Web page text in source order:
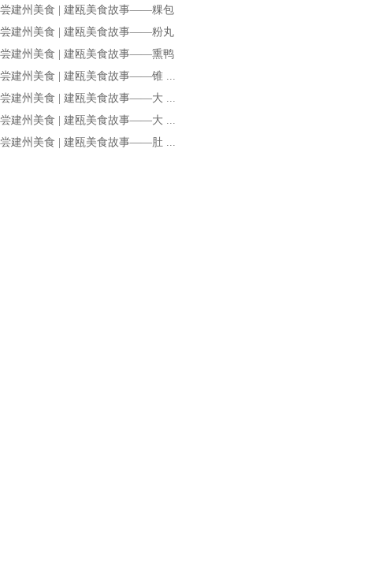
尝建州美食 | 建瓯美食故事——粿包
尝建州美食 | 建瓯美食故事——粉丸
尝建州美食 | 建瓯美食故事——熏鸭
尝建州美食 | 建瓯美食故事——锥 ...
尝建州美食 | 建瓯美食故事——大 ...
尝建州美食 | 建瓯美食故事——大 ...
尝建州美食 | 建瓯美食故事——肚 ...